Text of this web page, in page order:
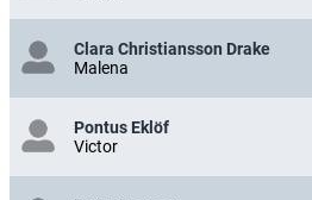
Clara Christiansson Drake
Malena
Pontus Eklöf
Victor